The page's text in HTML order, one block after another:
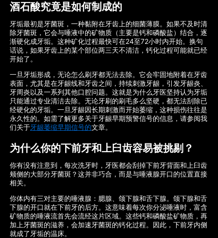
酒石酸究竟是如何制成的
牙垢最初是牙菌斑，一种黏附在牙齿上的细菌薄膜。如果不及时清
除牙菌斑，它会与唾液中的矿物质（主要是钙和磷酸盐）结合，逐
渐硬化成牙垢。这种矿化过程最快可在24至72小时内开始。换句
话说，如果牙齿上的某个部位两三天不清洁，钙化过程可能就已经
开始了。
一旦牙垢形成，无论怎么刷牙都无法去除。它会牢固地附着在牙齿
表面，尤其是在牙龈线和牙齿之间，持续刺激牙龈，引发牙龈炎、
牙周炎以及一系列其他口腔问题。这就是为什么牙医坚持认为牙垢
只能通过专业清洁去除。无论牙刷的刷毛多么坚硬，都无法刮除已
经硬化的牙垢。一旦牙龈因长期刺激而开始萎缩，这种损伤往往是
永久性的。如需了解更多关于牙龈早期预警信号的信息，请参阅我
们关于牙龈萎缩早期信号的文章。
为什么你的下前牙和上臼齿容易被挑剔？
你有没有注意到，每次洗牙时，牙医都会刮掉下前牙背面和上臼齿
颊侧的大部分牙菌斑？这并非巧合，而是与唾液腺开口的位置直接
相关。
你体内有三对主要的唾液腺：腮腺、颌下腺和舌下腺。颌下腺和舌
下腺的开口就在下前牙的后方。这意味着每次你分泌唾液时，富含
矿物质的唾液流首先会流经这片区域。这些钙和磷酸盐矿物质，再
加上牙菌斑的滋养，会加速牙菌斑的钙化过程。因此，下前牙内侧
就成了牙垢的温床。